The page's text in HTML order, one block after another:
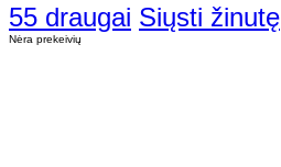
55 draugai Siųsti žinutę
Nėra prekeivių